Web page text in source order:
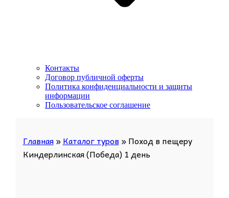
Контакты
Договор публичной оферты
Политика конфиденциальности и защиты
информации
Пользовательское соглашение
Главная»Каталог туров »Поход в пещеру
Киндерлинская (Победа) 1 день